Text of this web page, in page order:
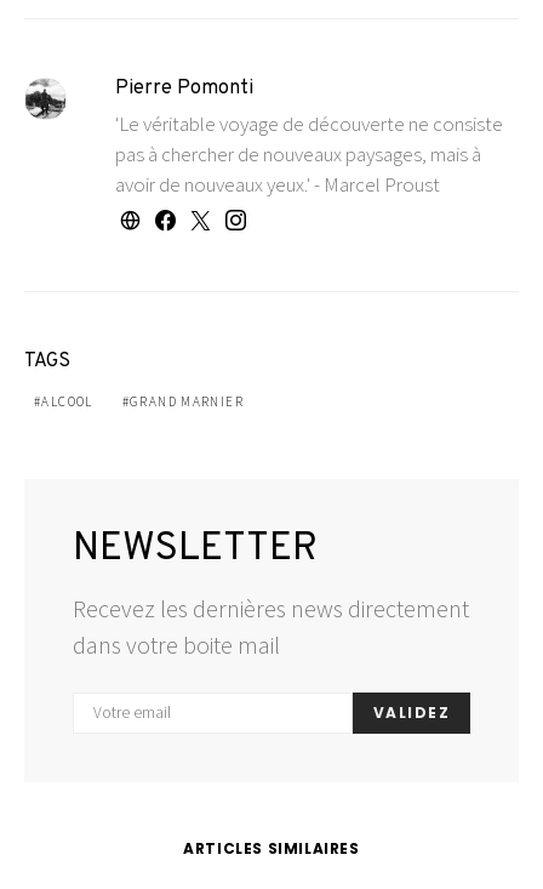
Pierre Pomonti
'Le véritable voyage de découverte ne consiste
pas à chercher de nouveaux paysages, mais à
avoir de nouveaux yeux.' - Marcel Proust
TAGS
ALCOOL GRAND MARNIER
NEWSLETTER
Recevez les dernières news directement
dans votre boite mail
VALIDEZ
ARTICLES SIMILAIRES